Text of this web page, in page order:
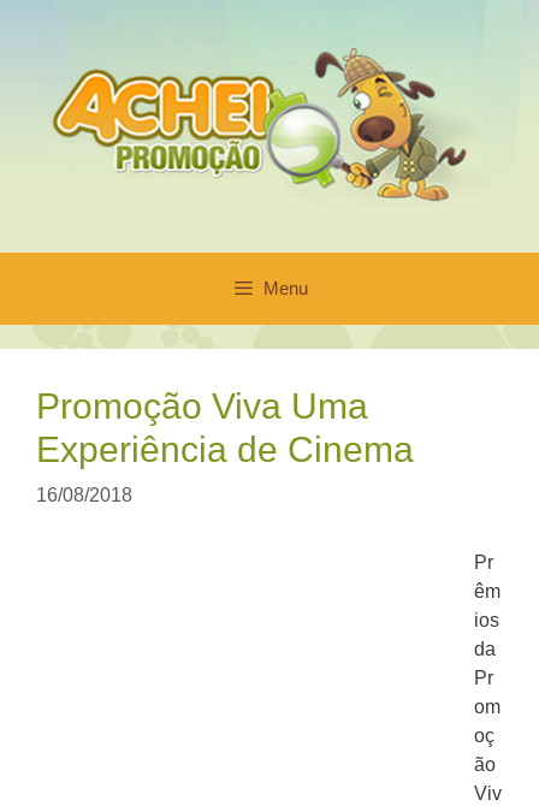
conteúdo
Menu
Promoção Viva Uma
Experiência de Cinema
16/08/2018
Pr
êm
ios
da
Pr
om
oç
ão
Viv